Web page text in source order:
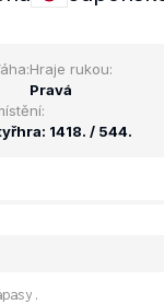
Hraje rukou:
Pravá
1418. / 544.